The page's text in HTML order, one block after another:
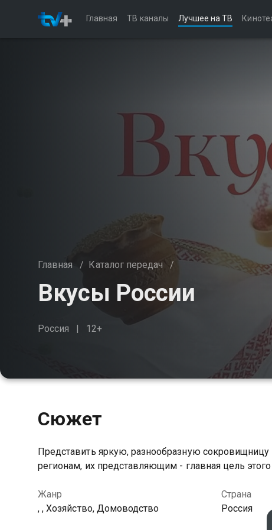
Главная ТВ каналы Лучшее на ТВ
Главная / Каталог передач /
Вкусы России
Россия 12+
Сюжет
Представить яркую, разнообразную
регионам, их представляющим - главная цель
Жанр
, , Хозяйство, Домоводство
Страна
Россия